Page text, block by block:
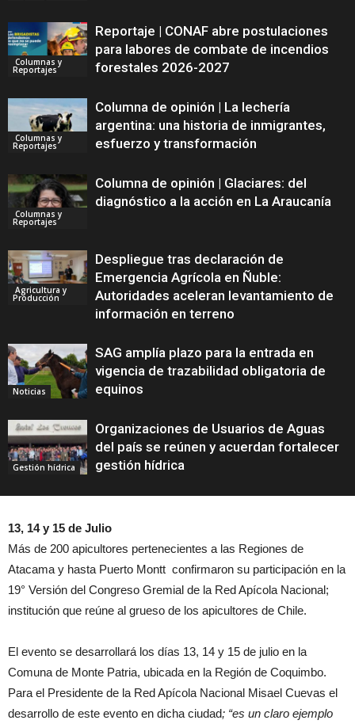
Columnas y
Reportajes
Reportaje | CONAF abre postulaciones
para labores de combate de incendios
forestales 2026-2027
Columnas y
Reportajes
Columna de opinión | La lechería
argentina: una historia de inmigrantes,
esfuerzo y transformación
Columnas y
Reportajes
Columna de opinión | Glaciares: del
diagnóstico a la acción en La Araucanía
Agricultura y
Producción
Despliegue tras declaración de
Emergencia Agrícola en Ñuble:
Autoridades aceleran levantamiento de
información en terreno
Noticias
SAG amplía plazo para la entrada en
vigencia de trazabilidad obligatoria de
equinos
Gestión hídrica
Organizaciones de Usuarios de Aguas
del país se reúnen y acuerdan fortalecer
gestión hídrica
13, 14 y 15 de Julio
Más de 200 apicultores pertenecientes a las Regiones de
Atacama y hasta Puerto Montt confirmaron su participación en la
19° Versión del Congreso Gremial de la Red Apícola Nacional;
institución que reúne al grueso de los apicultores de Chile.
El evento se desarrollará los días 13, 14 y 15 de julio en la
Comuna de Monte Patria, ubicada en la Región de Coquimbo.
Para el Presidente de la Red Apícola Nacional Misael Cuevas el
desarrollo de este evento en dicha ciudad; “es un claro ejemplo